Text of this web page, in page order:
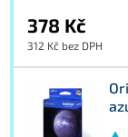
378 Kč
312 Kč bez DPH